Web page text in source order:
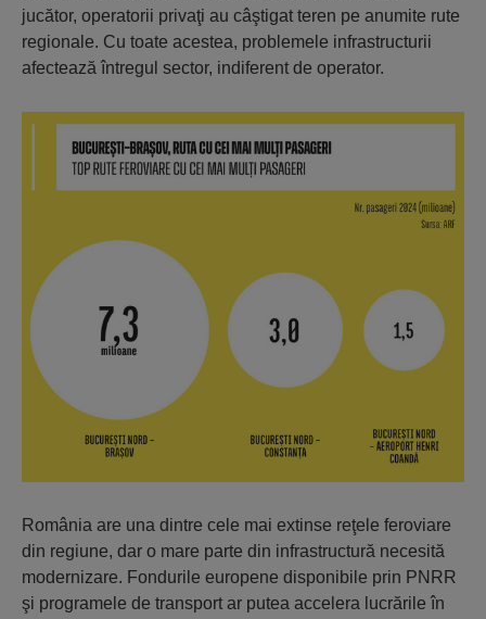
jucător, operatorii privaţi au câştigat teren pe anumite rute
regionale. Cu toate acestea, problemele infrastructurii
afectează întregul sector, indiferent de operator.
România are una dintre cele mai extinse reţele feroviare
din regiune, dar o mare parte din infrastructură necesită
modernizare. Fondurile europene disponibile prin PNRR
şi programele de transport ar putea accelera lucrările în